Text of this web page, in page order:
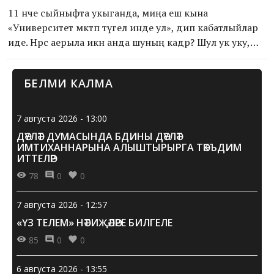
11 нче сыйныфта укыганда, миңа еш кына
«Университет мәктәп түгел инде ул», дип кабатлыйлар
иде. Нәрсә аерыла икән анда шуның кадәр? Шул ук уку,
белән, ә класс җитәкчесе куратор белән алмашына, дип
уйлый идем мин. Үзем студент булганчы...
БЕЛМИ КАЛМА
7 августа 2026 - 13:00
ДӘҮЛӘТ ДУМАСЫНДА БДИНЫ ДӘҮЛӘТ
ИМТИХАННАРЫНА АЛЫШТЫРЫРГА ТӘКЪДИМ
ИТТЕЛӘР
78 0 0
7 августа 2026 - 12:57
«ҮЗ ТЕЛЕМ» НӘТИҖӘЛӘРЕ БИЛГЕЛЕ
85 0 0
6 августа 2026 - 13:55